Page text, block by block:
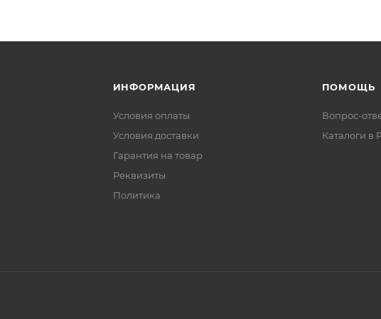
ИНФОРМАЦИЯ
Условия оплаты
Условия доставки
Гарантия на товар
Реквизиты
Политика
ПОМОЩЬ
Вопрос-
Каталоги в